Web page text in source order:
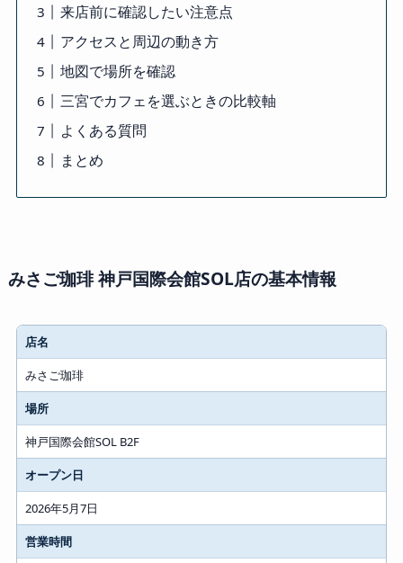
来店前に確認したい注意点
アクセスと周辺の動き方
地図で場所を確認
三宮でカフェを選ぶときの比較軸
よくある質問
まとめ
みさご珈琲 神戸国際会館SOL店の基本情報
店名
みさご珈琲
場所
神戸国際会館SOL B2F
オープン日
2026年5月7日
営業時間